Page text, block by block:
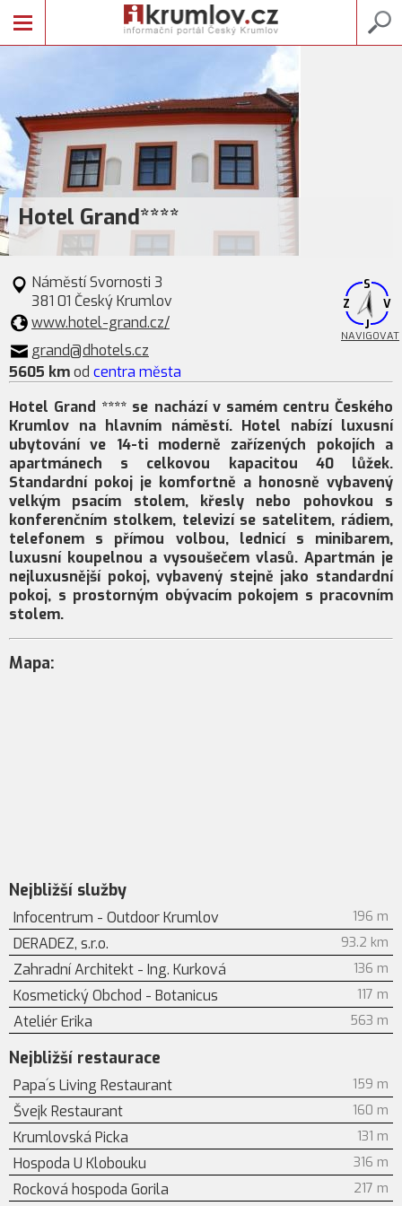
Hotel Grand****
Náměstí Svornosti 3
381 01 Český Krumlov
www.hotel-grand.cz/
grand@dhotels.cz
5605 kmod centra města
S
J
V
Z
NAVIGOVAT
Hotel Grand **** se nachází v samém centru Českého
Krumlov na hlavním náměstí. Hotel nabízí luxusní
ubytování ve 14-ti moderně zařízených pokojích a
apartmánech s celkovou kapacitou 40 lůžek.
Standardní pokoj je komfortně a honosně vybavený
velkým psacím stolem, křesly nebo pohovkou s
konferenčním stolkem, televizí se satelitem, rádiem,
telefonem s přímou volbou, lednicí s minibarem,
luxusní koupelnou a vysoušečem vlasů. Apartmán je
nejluxusnější pokoj, vybavený stejně jako standardní
pokoj, s prostorným obývacím pokojem s pracovním
stolem.
Mapa:
Nejbližší služby
Infocentrum - Outdoor Krumlov 196 m
DERADEZ, s.r.o. 93.2 km
Zahradní Architekt - Ing. Kurková 136 m
Kosmetický Obchod - Botanicus 117 m
Ateliér Erika 563 m
Nejbližší restaurace
Papa´s Living Restaurant 159 m
Švejk Restaurant 160 m
Krumlovská Picka 131 m
Hospoda U Klobouku 316 m
Rocková hospoda Gorila 217 m